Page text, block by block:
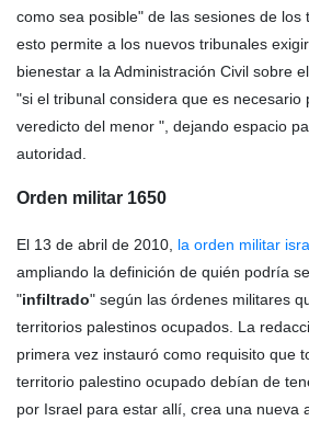
como sea posible" de las sesiones de los
esto permite a los nuevos tribunales
bienestar a la Administración Civil sobre
"si el tribunal considera que es necesario
veredicto del menor ", dejando espacio
autoridad.
Orden militar 1650
El 13 de abril de 2010, la orden militar
ampliando la definición de quién podría
"infiltrado" según las órdenes militares
territorios palestinos ocupados. La
primera vez instauró como requisito que
territorio palestino ocupado debían de
por Israel para estar allí, crea una nueva